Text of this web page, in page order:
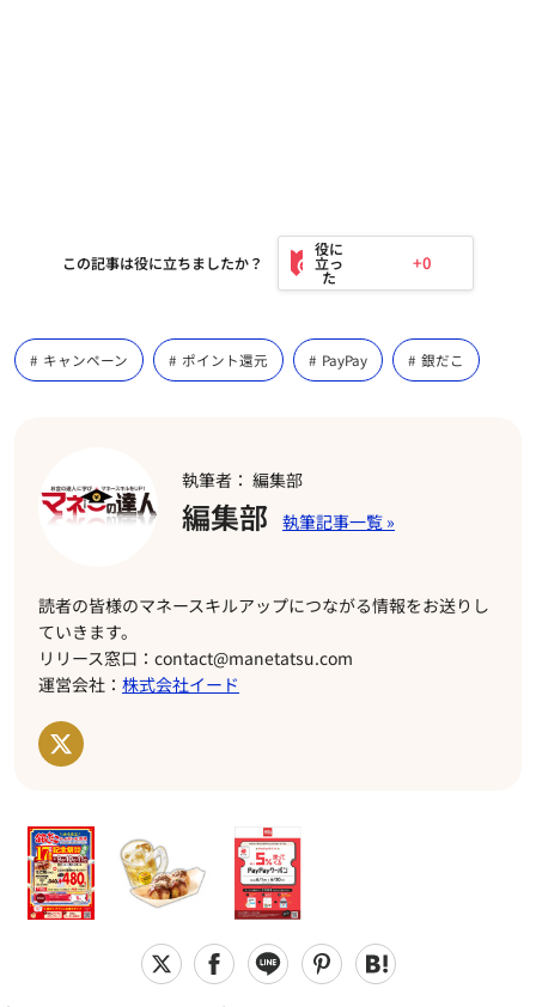
この記事は役に立ちましたか？ +0
キャンペーン ポイント還元 PayPay 銀だこ
執筆者： 編集部
編集部
読者の皆様のマネースキルアップにつながる情報をお送りし
ていきます。
リリース窓口：contact@manetatsu.com
運営会社： 株式会社イード